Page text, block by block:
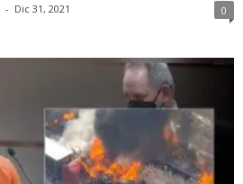
- Dic 31, 2021 0